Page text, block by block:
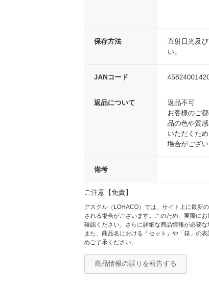
保存方法
直射日光及
い。
JANコード
返品について
返品不可
お客様のご
品の色や質
いただくた
場合がござ
備考
ご注意【免責】
アスクル（LOHACO）では、サイト上に最新
される場合がございます。このため、実際に
確認ください。さらに詳細な商品情報が必要
また、商品名における「セット」や「箱」の
めご了承ください。
商品情報の誤りを報告する